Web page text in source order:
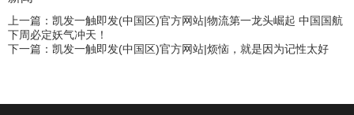
上一篇：凯发一触即发(中国区)官方网站|物流第一龙头崛起 中国国航
下周必定妖气冲天！
下一篇：凯发一触即发(中国区)官方网站|烦恼，就是因为记性太好